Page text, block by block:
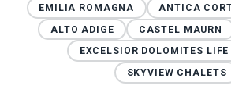
EMILIA ROMAGNA
ANTICA
ALTO ADIGE
CASTEL MAURN
EXCELSIOR DOLOMITES LIFE
SKYVIEW CHALETS